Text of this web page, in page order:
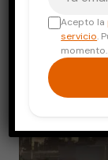
Acepto la
servicio.
momento.